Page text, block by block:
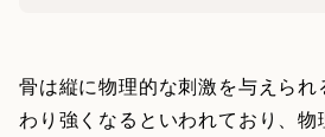
骨は縦に物理的な刺激を与えら
わり強くなるといわれており、物